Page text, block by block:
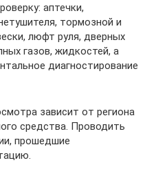
аптечки,
тормозной и
люфт руля, дверных
газов, жидкостей, а
диагностирование
зависит от региона
средства. Проводить
прошедшие